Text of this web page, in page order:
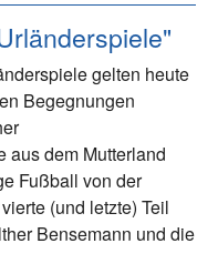
gelten heute
Begegnungen
aus dem Mutterland
Fußball von der
(und letzte) Teil
Bensemann und die